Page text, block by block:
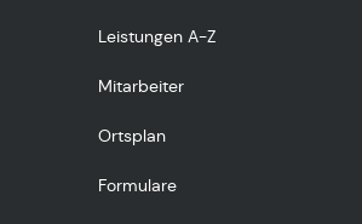
Leistungen A-Z
Mitarbeiter
Ortsplan
Formulare